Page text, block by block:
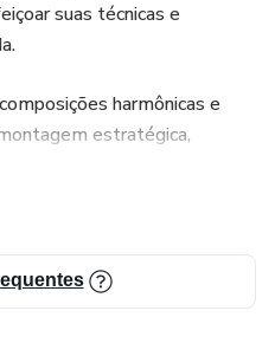
suas técnicas e
harmônicas e
estratégica,